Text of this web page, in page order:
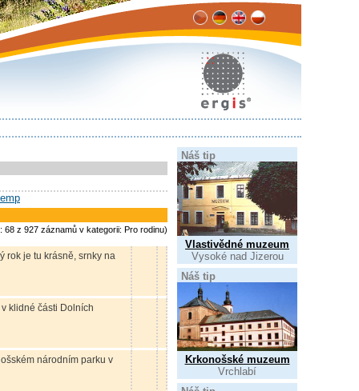
68 z 927 záznamů v kategorii: Pro rodinu)
rok je tu krásně, srnky na
klidné části Dolních
národním parku v
Náš tip
Vlastivědné muzeum
Vysoké nad Jizerou
Náš tip
Krkonošské muzeum
Vrchlabí